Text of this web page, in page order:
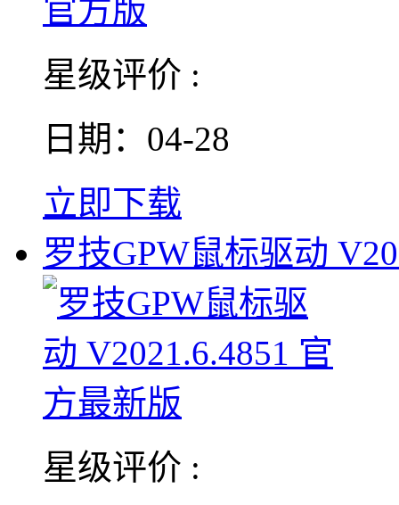
星级评价 :
日期：04-28
立即下载
罗技GPW鼠标驱动
星级评价 :